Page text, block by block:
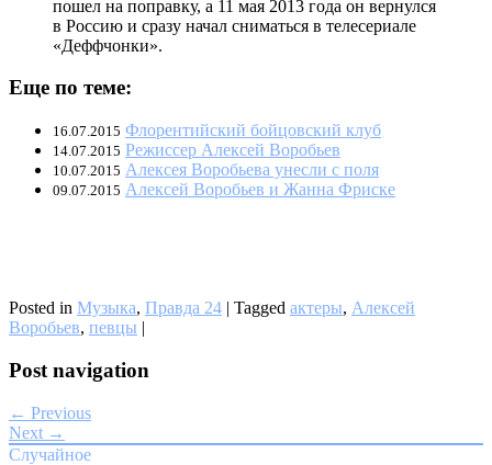
пошел на поправку, а 11 мая 2013 года он вернулся
в Россию и сразу начал сниматься в телесериале
«Деффчонки».
Еще по теме:
16.07.2015 Флорентийский бойцовский клуб
14.07.2015 Режиссер Алексей Воробьев
10.07.2015 Алексея Воробьева унесли с поля
09.07.2015 Алексей Воробьев и Жанна Фриске
Posted in Музыка, Правда 24 | Tagged актеры, Алексей
Воробьев, певцы |
Post navigation
← Previous
Next →
Случайное